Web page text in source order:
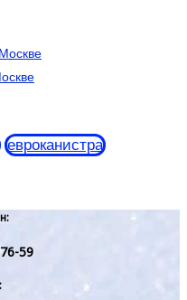
евроканистра
59